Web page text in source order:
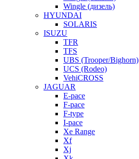
Wingle (дизель)
HYUNDAI
SOLARIS
ISUZU
TFR
TFS
UBS (Trooper/Bighorn)
UCS (Rodeo)
VehiCROSS
JAGUAR
E-pace
F-pace
F-type
I-pace
Xe Range
Xf
Xj